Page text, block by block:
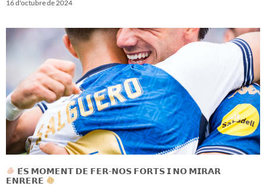
16 d'octubre de 2024
𝗘́𝗦 𝗠𝗢𝗠𝗘𝗡𝗧 𝗗𝗘 𝗙𝗘𝗥-𝗡𝗢𝗦 𝗙𝗢𝗥𝗧𝗦 𝗜 𝗡𝗢 𝗠𝗜𝗥𝗔𝗥
𝗘𝗡𝗥𝗘𝗥𝗘